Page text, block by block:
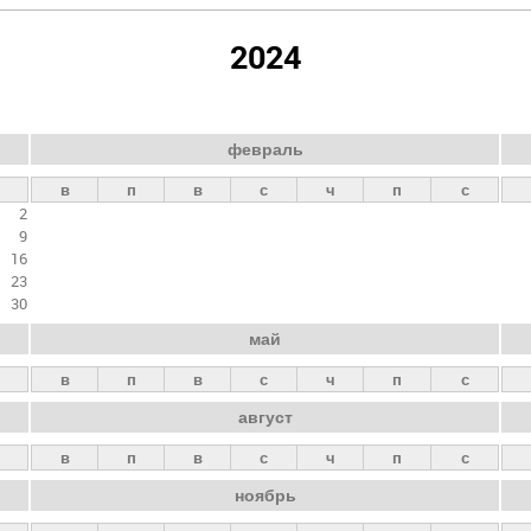
2024
2
9
16
23
30
февраль
в п в с ч п с
май
в п в с ч п с
август
в п в с ч п с
ноябрь